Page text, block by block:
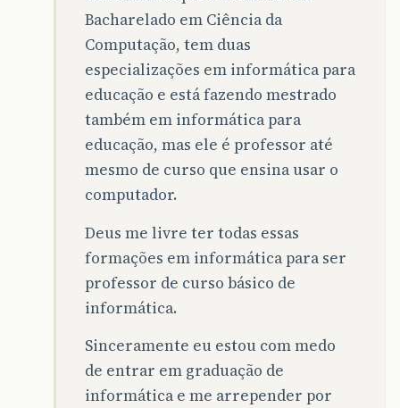
Bacharelado em Ciência da
Computação, tem duas
especializações em informática para
educação e está fazendo mestrado
também em informática para
educação, mas ele é professor até
mesmo de curso que ensina usar o
computador.
Deus me livre ter todas essas
formações em informática para ser
professor de curso básico de
informática.
Sinceramente eu estou com medo
de entrar em graduação de
informática e me arrepender por